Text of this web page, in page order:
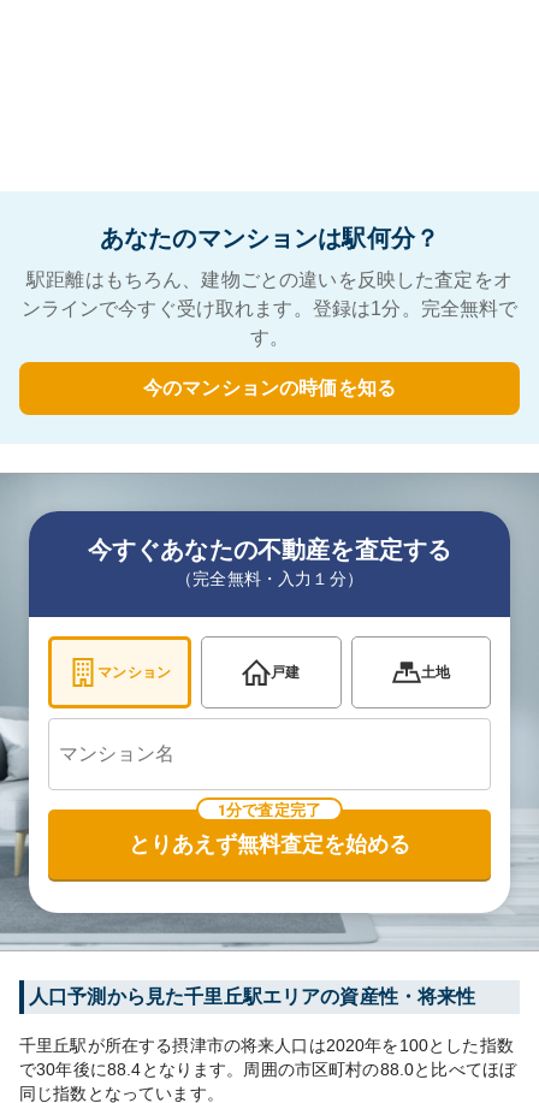
あなたのマンションは駅何分？
駅距離はもちろん、建物ごとの違いを反映した査定をオ
ンラインで今すぐ受け取れます。登録は1分。完全無料で
す。
今のマンションの時価を知る
今すぐあなたの不動産を査定する
（完全無料・入力１分）
マンション 戸建 土地
1分で査定完了
とりあえず無料査定を始める
人口予測から見た千里丘駅エリアの資産性・将来性
千里丘駅が所在する摂津市の将来人口は2020年を100とした指数
で30年後に88.4となります。 周囲の市区町村の88.0と比べてほぼ
同じ指数となっています。